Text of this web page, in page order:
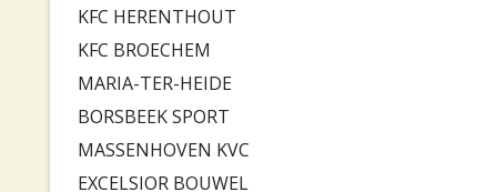
KFC HERENTHOUT
KFC BROECHEM
MARIA-TER-HEIDE
BORSBEEK SPORT
MASSENHOVEN KVC
EXCELSIOR BOUWEL